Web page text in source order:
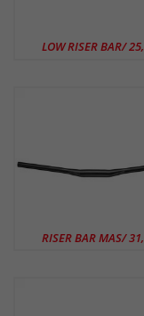
LOW RISER BAR/
RISER BAR MAS/